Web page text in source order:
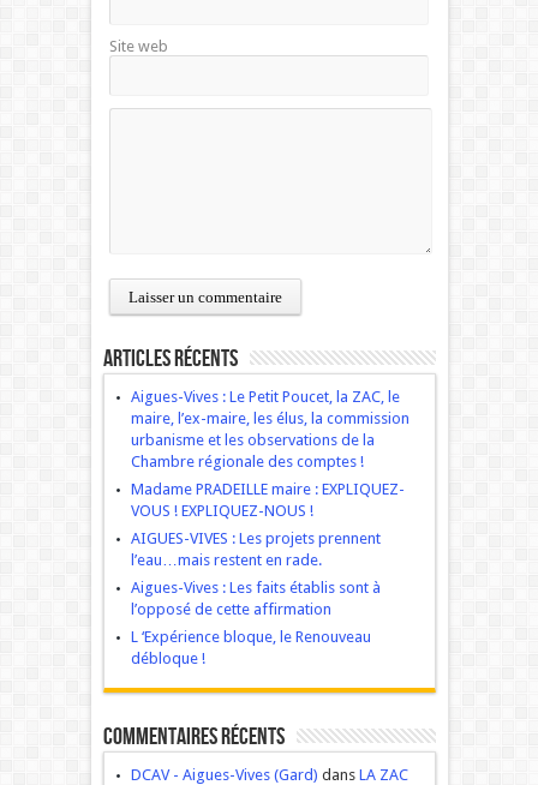
Site web
Articles récents
Aigues-Vives : Le Petit Poucet, la ZAC, le
maire, l’ex-maire, les élus, la commission
urbanisme et les observations de la
Chambre régionale des comptes !
Madame PRADEILLE maire : EXPLIQUEZ-
VOUS ! EXPLIQUEZ-NOUS !
AIGUES-VIVES : Les projets prennent
l’eau…mais restent en rade.
Aigues-Vives : Les faits établis sont à
l’opposé de cette affirmation
L ‘Expérience bloque, le Renouveau
débloque !
Commentaires récents
DCAV - Aigues-Vives (Gard) dans LA ZAC